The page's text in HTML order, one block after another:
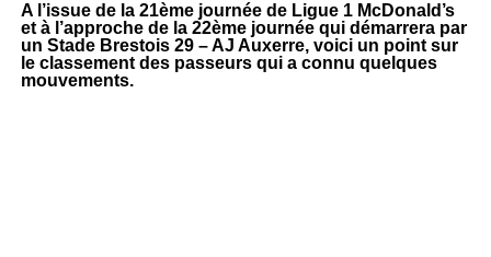
A l’issue de la 21ème journée de Ligue 1 McDonald’s
et à l’approche de la 22ème journée qui démarrera par
un Stade Brestois 29 – AJ Auxerre, voici un point sur
le classement des passeurs qui a connu quelques
mouvements.